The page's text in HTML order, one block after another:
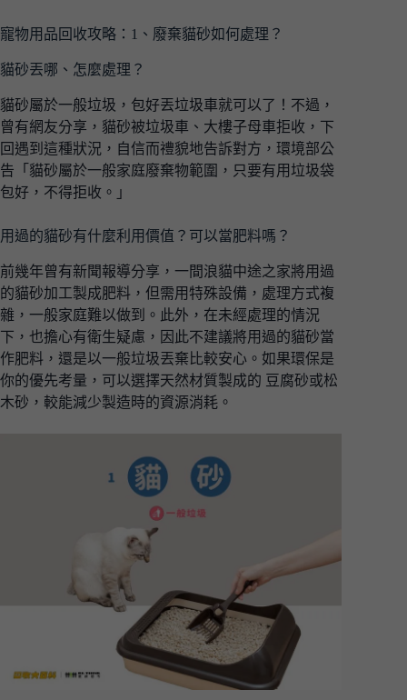
寵物用品回收攻略：1、廢棄貓砂如何處理？
貓砂丟哪、怎麼處理？
貓砂屬於一般垃圾，包好丟垃圾車就可以了！不過，
曾有網友分享，貓砂被垃圾車、大樓子母車拒收，下
回遇到這種狀況，自信而禮貌地告訴對方，環境部公
告「貓砂屬於一般家庭廢棄物範圍，只要有用垃圾袋
包好，不得拒收。」
用過的貓砂有什麼利用價值？可以當肥料嗎？
前幾年曾有新聞報導分享，一間浪貓中途之家將用過
的貓砂加工製成肥料，但需用特殊設備，處理方式複
雜，一般家庭難以做到。此外，在未經處理的情況
下，也擔心有衛生疑慮，因此不建議將用過的貓砂當
作肥料，還是以一般垃圾丟棄比較安心。如果環保是
你的優先考量，可以選擇天然材質製成的 豆腐砂或松
木砂，較能減少製造時的資源消耗。